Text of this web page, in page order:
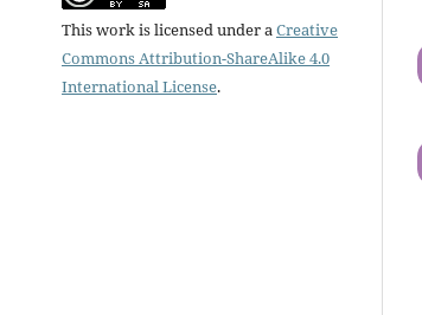
This work is licensed under aCreative
Commons Attribution-ShareAlike 4.0
International License.